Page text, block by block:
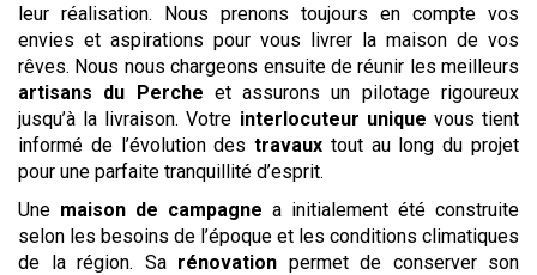
leur réalisation. Nous prenons toujours en compte vos
envies et aspirations pour vous livrer la maison de vos
rêves. Nous nous chargeons ensuite de réunir les meilleurs
artisans du Perche et assurons un pilotage rigoureux
jusqu’à la livraison. Votre interlocuteur unique vous tient
informé de l’évolution destravaux tout au long du projet
pour une parfaite tranquillité d’esprit.
Une maison de campagne a initialement été construite
selon les besoins de l’époque et les conditions climatiques
de la région. Sa rénovation permet de conserver son